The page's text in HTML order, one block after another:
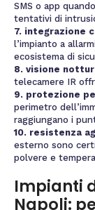
SMS o app
tentativi di
7. integrazione
l’impianto a
ecosistema di
8. visione
telecamere IR
9. protezione
perimetro
raggiungano i
10. resistenza
esterno sono
polvere e
Impianti
Napoli: